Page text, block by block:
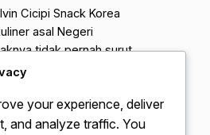
Cicipi Snack Korea
asal Negeri
tidak pernah surut
Indonesia.
sebagai Hallyu
dampak signifikan
your experience, deliver
and analyze traffic. You